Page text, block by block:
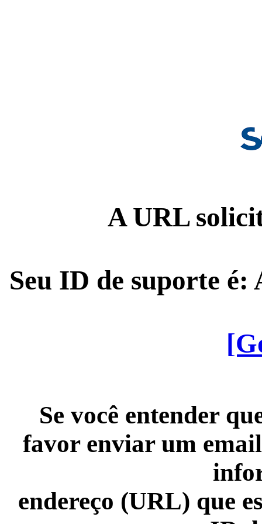
A URL
Seu ID de suporte é:
Se você entender
favor enviar um
endereço (URL) que